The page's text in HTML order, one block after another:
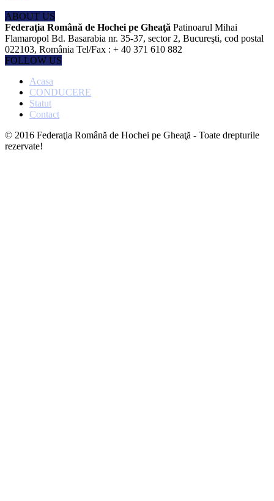
ABOUT US
Federaţia Română de Hochei pe Gheaţă Patinoarul Mihai
Flamaropol Bd. Basarabia nr. 35-37, sector 2, Bucureşti, cod postal
022103, România Tel/Fax : + 40 371 610 882
FOLLOW US
Acasa
CONDUCERE
Statut
Contact
© 2016 Federaţia Română de Hochei pe Gheaţă - Toate drepturile
rezervate!